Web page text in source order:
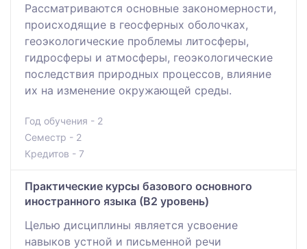
Рассматриваются основные закономерности,
происходящие в геосферных оболочках,
геоэкологические проблемы литосферы,
гидросферы и атмосферы, геоэкологические
последствия природных процессов, влияние
их на изменение окружающей среды.
Год обучения - 2
Семестр - 2
Кредитов - 7
Практические курсы базового основного
иностранного языка (В2 уровень)
Целью дисциплины является усвоение
навыков устной и письменной речи